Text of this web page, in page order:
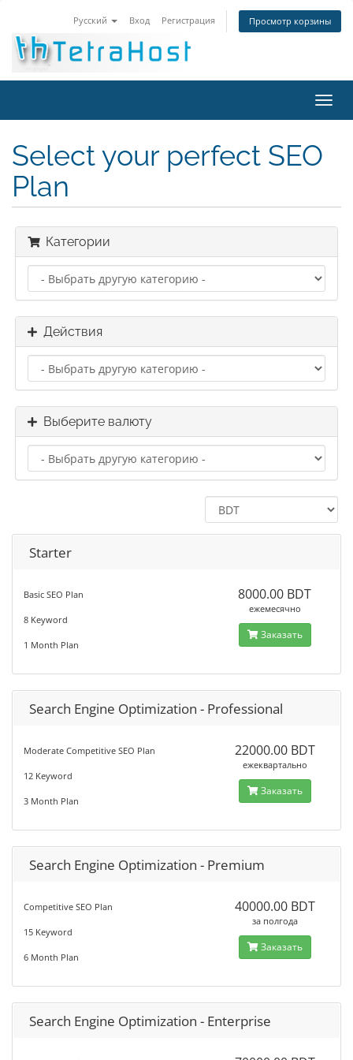
Русский Вход Регистрация Просмотр корзины
Select your perfect SEO
Plan
Категории
Действия
Выберите валюту
Starter
Basic SEO Plan
8 Keyword
1 Month Plan
8000.00 BDT
ежемесячно
Заказать
Search Engine Optimization - Professional
Moderate Competitive SEO Plan
12 Keyword
3 Month Plan
22000.00 BDT
ежеквартально
Заказать
Search Engine Optimization - Premium
Competitive SEO Plan
15 Keyword
6 Month Plan
40000.00 BDT
за полгода
Заказать
Search Engine Optimization - Enterprise